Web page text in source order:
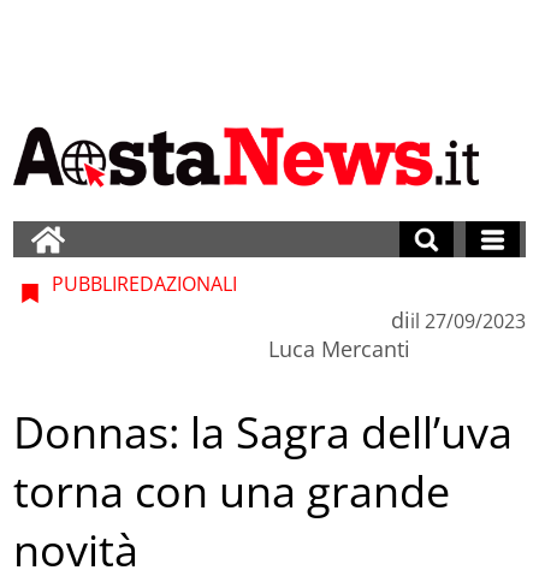
PUBBLIREDAZIONALI
di
Luca Mercanti
il 27/09/2023
Donnas: la Sagra dell’uva
torna con una grande
novità